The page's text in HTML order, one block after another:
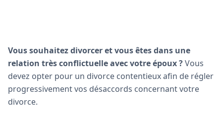
Vous souhaitez divorcer et vous êtes dans une
relation très conflictuelle avec votre époux ?Vous
devez opter pour un divorce contentieux afin de régler
progressivement vos désaccords concernant votre
divorce.